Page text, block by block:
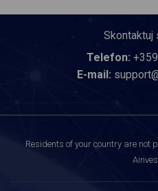
Skontaktuj
Telefon:
E-mail:
Residents of your country are not